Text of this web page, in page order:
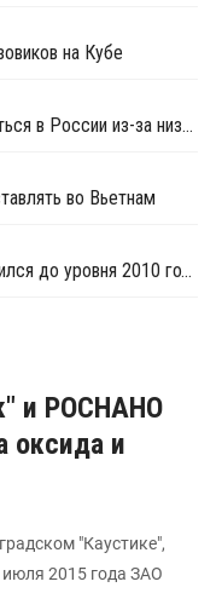
на Кубе
Несколько автозаводов могут закрыться в России из-за низкого спроса - BCG
во Вьетнам
Российский авторынок в январе снизился до уровня 2010 года
и РОСНАНО
оксида и
"Каустике",
июля 2015 года ЗАО